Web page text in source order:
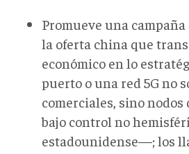
Promueve una
la oferta china que
económico en lo
puerto o una red 5G no
comerciales, sino nodos
bajo control no
estadounidense—; los